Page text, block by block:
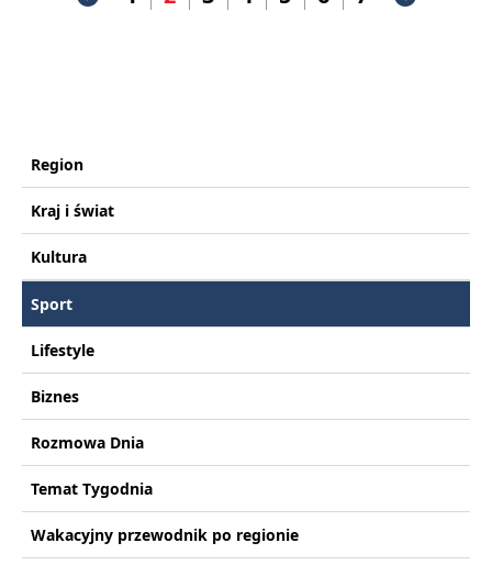
Region
Kraj i świat
Kultura
Sport
Lifestyle
Biznes
Rozmowa Dnia
Temat Tygodnia
Wakacyjny przewodnik po regionie